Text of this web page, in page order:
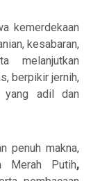
kemerdekaan
kesabaran,
melanjutkan
berpikir jernih,
yang adil dan
penuh makna,
Merah Putih,